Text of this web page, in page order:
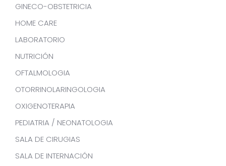
GINECO-OBSTETRICIA
HOME CARE
LABORATORIO
NUTRICIÓN
OFTALMOLOGIA
OTORRINOLARINGOLOGIA
OXIGENOTERAPIA
PEDIATRIA / NEONATOLOGIA
SALA DE CIRUGIAS
SALA DE INTERNACIÓN